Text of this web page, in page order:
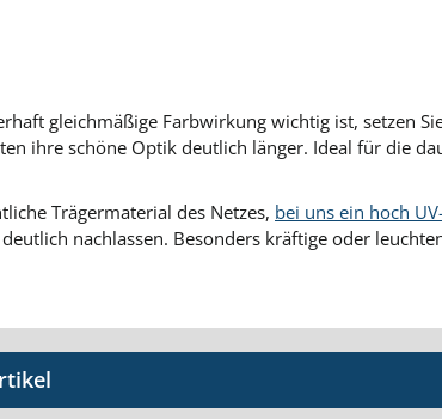
gleichmäßige Farbwirkung wichtig ist, setzen
ihre schöne Optik deutlich länger. Ideal für die
Trägermaterial des Netzes, bei uns ein hoch
nachlassen. Besonders kräftige oder